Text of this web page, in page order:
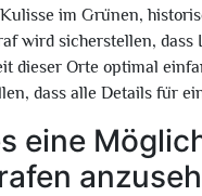
im Grünen,
wird sicherstellen,
dieser Orte optimal
dass alle Details für
eine